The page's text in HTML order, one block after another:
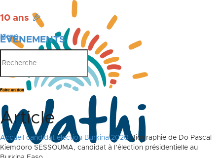
10 ans 🎉
ÉVÉNEMENTS
PUBLICATIONS
Menu
Faire un don
Article
Accueil candidat élection Burkina 2020 Biographie de Do Pascal
Kiemdoro SESSOUMA, candidat à l’élection présidentielle au